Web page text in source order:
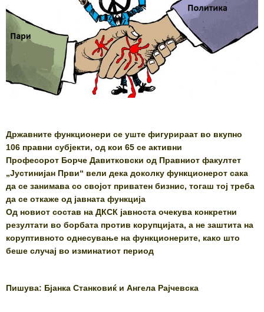
Државните функционери се уште фигурираат во вкупно
106 правни субјекти, од кои 65 се активни
Професорот Борче Давитковски од Правниот факултет
„Јустинијан Први“ вели дека доколку функционерот сака
да се занимава со својот приватен бизнис, тогаш тој треба
да се откаже од јавната функција
Од новиот состав на ДКСК јавноста очекува конкретни
резултати во борбата против корупцијата, а не заштита на
коруптивното однесување на функционерите, како што
беше случај во изминатиот период
Пишува: Бјанка Станковиќ и Ангела Рајчевска